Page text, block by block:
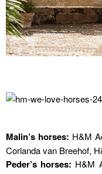
Malin’s horses: H&M
Corlanda van Breehof,
Peder’s horses: H&M